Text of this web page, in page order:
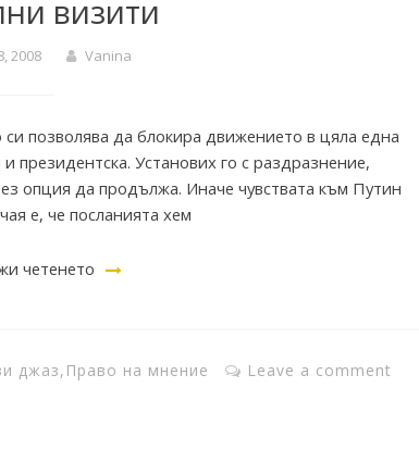
визити
2008 Vanina
позволява да блокира движението в цяла една
президентска. Установих го с раздразнение,
опция да продължа. Иначе чувствата към Путин
е, че посланията хем
четенето
джаз, Право на мнение Leave a comment